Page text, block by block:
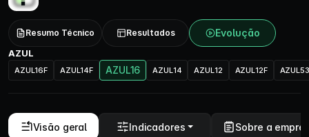
Resumo Técnico Resultados Evolução
AZUL
AZUL16F AZUL14F AZUL16 AZUL14 AZUL12 AZUL12F AZUL53
Visão geral Indicadores Sobre a